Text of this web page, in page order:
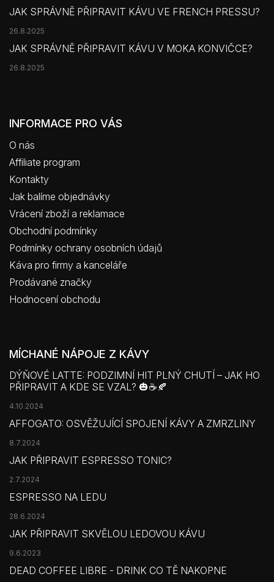
JAK SPRÁVNĚ PŘIPRAVIT KÁVU VE FRENCH PRESSU?
26.8.2025
JAK SPRÁVNĚ PŘIPRAVIT KÁVU V MOKA KONVIČCE?
26.8.2025
INFORMACE PRO VÁS
O nás
Affiliate program
Kontakty
Jak balíme objednávky
Vrácení zboží a reklamace
Obchodní podmínky
Podmínky ochrany osobních údajů
Káva pro firmy a kanceláře
Prodávané značky
Hodnocení obchodu
MÍCHANÉ NÁPOJE Z KÁVY
DÝŇOVÉ LATTE: PODZIMNÍ HIT PLNÝ CHUTÍ – JAK HO
PŘIPRAVIT A KDE SE VZAL? 🎃☕🍂
4.10.2024
AFFOGATO: OSVĚŽUJÍCÍ SPOJENÍ KÁVY A ZMRZLINY
8.7.2024
JAK PŘIPRAVIT ESPRESSO TONIC?
2.7.2024
ESPRESSO NA LEDU
28.6.2024
JAK PŘIPRAVIT SKVĚLOU LEDOVOU KÁVU
9.6.2023
DEAD COFFEE LIBRE - DRINK CO TĚ NAKOPNE